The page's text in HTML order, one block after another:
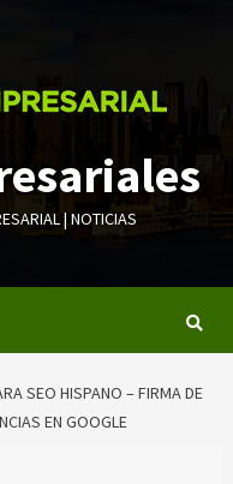
| NOTICIAS
SEO HISPANO – FIRMA DE
EN GOOGLE